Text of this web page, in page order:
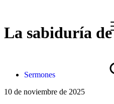
La sabiduría
Sermones
10 de noviembre de 2025